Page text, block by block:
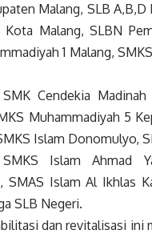
Malang, SLB
Malang, SLBN
1 Malang,
Cendekia
Muhammadiyah 5
Islam Donomulyo,
Islam Ahmad
SMAS Islam Al Ikhlas
SLB Negeri.
dan revitalisasi ini